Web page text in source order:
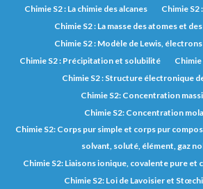
Chimie S2 : La chimie des alcanes
Chimie S2
Chimie S2 : La masse des atomes et
Chimie S2 : Modèle de Lewis,
Chimie S2 : Précipitation et solubilité
Chimie S2 : Structure électronique
Chimie S2: Concentration
Chimie S2: Concentration
Chimie S2: Corps pur simple et corps pur
solvant, soluté, élément, gaz
Chimie S2: Liaisons ionique, covalente pure et
Chimie S2: Loi de Lavoisier et